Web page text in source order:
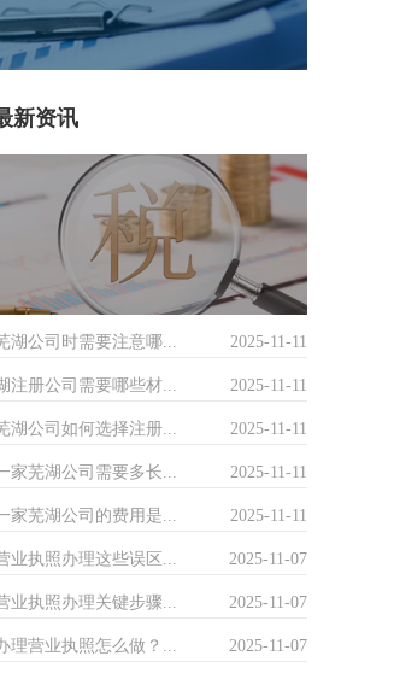
新资讯
湖公司时需要注意哪... 2025-11-11
注册公司需要哪些材... 2025-11-11
湖公司如何选择注册... 2025-11-11
家芜湖公司需要多长... 2025-11-11
家芜湖公司的费用是... 2025-11-11
业执照办理这些误区... 2025-11-07
业执照办理关键步骤... 2025-11-07
理营业执照怎么做？... 2025-11-07